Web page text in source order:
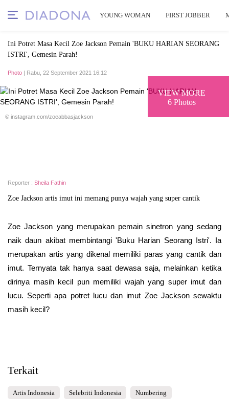
YOUNG WOMAN FIRST JOBBER
Ini Potret Masa Kecil Zoe Jackson Pemain 'BUKU HARIAN SEORANG
ISTRI', Gemesin Parah!
Photo | Rabu, 22 September 2021 16:12
VIEW MORE
6 Photos
© instagram.com/zoeabbasjackson
Reporter : Sheila Fathin
Zoe Jackson artis imut ini memang punya wajah yang super cantik
Zoe Jackson yang merupakan pemain sinetron yang sedang
naik daun akibat membintangi 'Buku Harian Seorang Istri'. Ia
merupakan artis yang dikenal memiliki paras yang cantik dan
imut. Ternyata tak hanya saat dewasa saja, melainkan ketika
dirinya masih kecil pun memiliki wajah yang super imut dan
lucu. Seperti apa potret lucu dan imut Zoe Jackson sewaktu
masih kecil?
Terkait
Artis Indonesia Selebriti Indonesia Numbering